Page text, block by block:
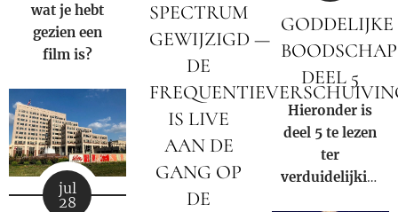
wat je hebt
gezien een
film is?
jul
28
SPECTRUM
GEWIJZIGD —
DE
IS LIVE
AAN DE
GANG OP
DE
GODDELIJKE
BOODSCHAP
DEEL 5
Hieronder is
deel 5 te lezen
ter
verduidelijking